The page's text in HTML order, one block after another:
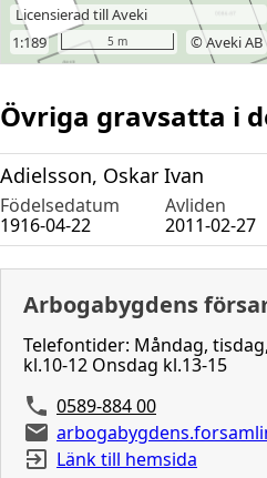
Övriga gravsatta i
Adielsson, Oskar Ivan
Födelsedatum Avliden
1916-04-22
2011-02-27
Arbogabygdens
Telefontider: Måndag,
kl.10-12 Onsdag kl.13-15
0589-884 00
Länk till hemsida